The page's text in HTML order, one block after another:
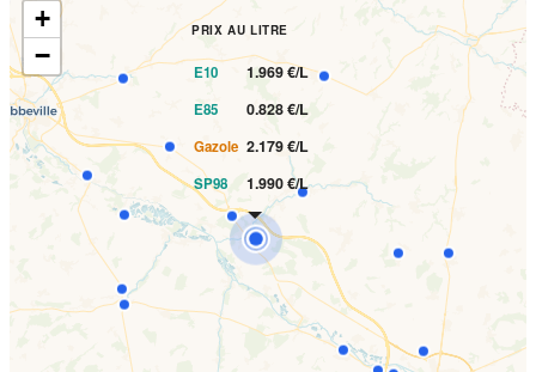
PRIX AU LITRE
E10 1.969 €/L
E85 0.828 €/L
Gazole 2.179 €/L
SP98 1.990 €/L
+
−